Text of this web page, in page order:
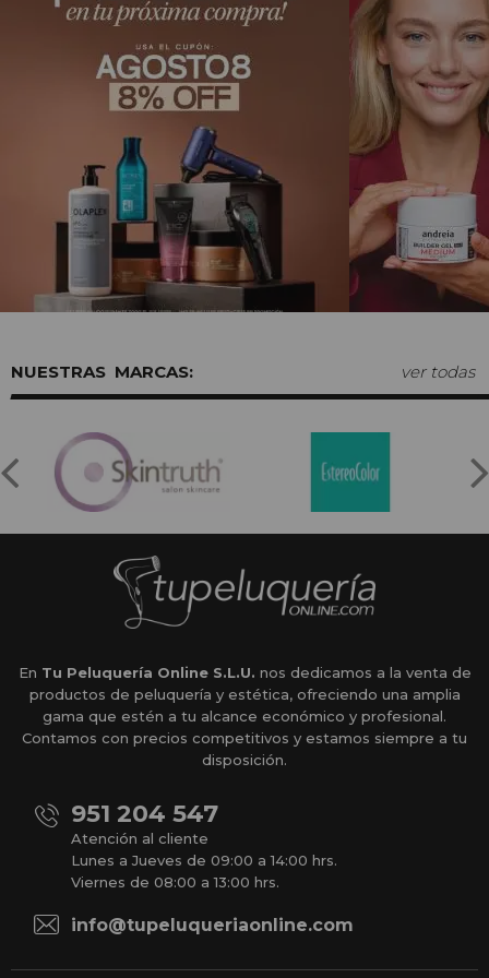
MARCAS: ver todas
En Tu Peluquería Online S.L.U. nos dedicamos a la venta de
productos de peluquería y estética, ofreciendo una amplia
gama que estén a tu alcance económico y profesional.
Contamos con precios competitivos y estamos siempre a tu
disposición.
951 204 547
Atención al cliente
Lunes a Jueves de 09:00 a 14:00 hrs.
Viernes de 08:00 a 13:00 hrs.
info@tupeluqueriaonline.com